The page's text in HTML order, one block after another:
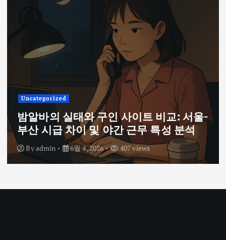
Uncategorized
밤알바의 실태와 구인 사이트 비교: 서울-
부산 시급 차이 및 야간 근무 특성 분석
Byadmin 6월 4, 2026 407 views